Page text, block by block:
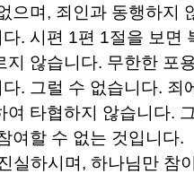
으며 , 죄인과 동행하지
다. 시편 1편 1절을 보면
지 않습니다. 무한한 포
다. 그럴 수 없습니다. 죄
여 타협하지 않습니다.
여할 수 없는 것입니다.
실하시며 , 하나님만 참